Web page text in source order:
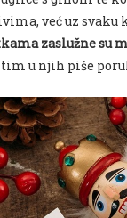
već uz svaku
zaslužne su
u njih piše